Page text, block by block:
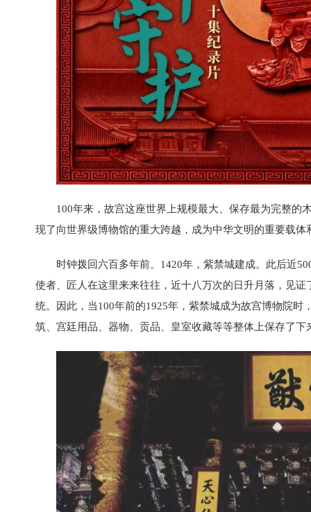
100年来，故宫这座世界上规模最大、保存最为完整的
现了向世界级博物馆的重大跨越，成为中华文明的重要载体
时钟拨回六百多年前。1420年，紫禁城建成。此后近
使者、匠人在这里来来往往，近十八万次的日升月落，见
统。因此，当100年前的1925年，紫禁城成为故宫博物院
筑、宫廷用品、器物、贡品、皇室收藏等等整体上保存了下